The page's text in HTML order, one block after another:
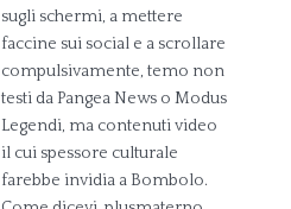
sugli schermi, a mettere
faccine sui social e a scrollare
compulsivamente, temo non
testi da Pangea News o Modus
Legendi, ma contenuti video
il cui spessore culturale
farebbe invidia a Bombolo.